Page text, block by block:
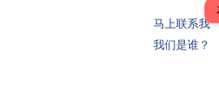
马上联系我
我们是谁？